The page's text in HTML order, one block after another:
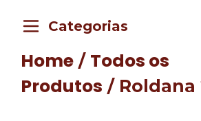
Categorias
Home / Todos os
Produtos / Roldana